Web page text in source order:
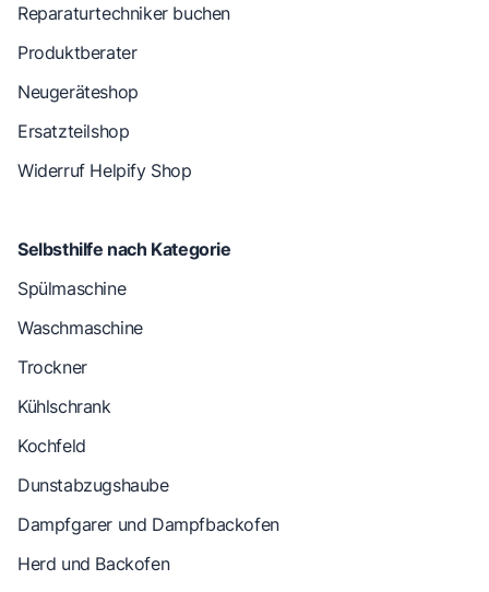
Reparaturtechniker buchen
Produktberater
Neugeräteshop
Ersatzteilshop
Widerruf Helpify Shop
Selbsthilfe nach Kategorie
Spülmaschine
Waschmaschine
Trockner
Kühlschrank
Kochfeld
Dunstabzugshaube
Dampfgarer und Dampfbackofen
Herd und Backofen